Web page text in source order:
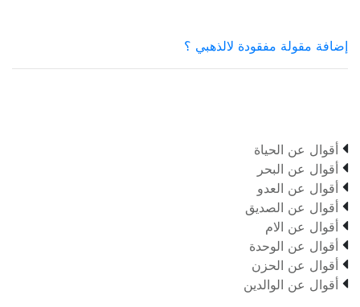
إضافة مقولة مفقودة لالذهبي ؟
 أقوال عن الحياة
 أقوال عن البحر
 أقوال عن العدو
 أقوال عن الصديق
 أقوال عن الام
 أقوال عن الوحدة
 أقوال عن الحزن
 أقوال عن الوالدين